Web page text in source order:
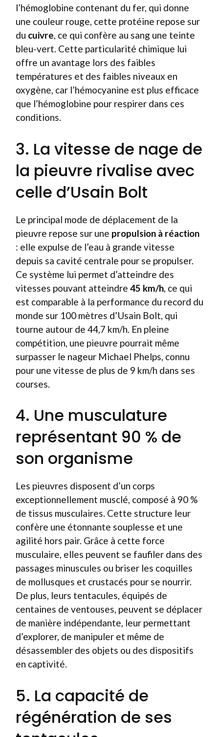
l’hémoglobine contenant du fer, qui donne
une couleur rouge, cette protéine repose sur
du cuivre, ce qui confère au sang une teinte
bleu-vert. Cette particularité chimique lui
offre un avantage lors des faibles
températures et des faibles niveaux en
oxygène, car l’hémocyanine est plus efficace
que l’hémoglobine pour respirer dans ces
conditions.
3. La vitesse de nage de
la pieuvre rivalise avec
celle d’Usain Bolt
Le principal mode de déplacement de la
pieuvre repose sur une propulsion à réaction
: elle expulse de l’eau à grande vitesse
depuis sa cavité centrale pour se propulser.
Ce système lui permet d’atteindre des
vitesses pouvant atteindre 45 km/h , ce qui
est comparable à la performance du record du
monde sur 100 mètres d’Usain Bolt, qui
tourne autour de 44,7 km/h. En pleine
compétition, une pieuvre pourrait même
surpasser le nageur Michael Phelps, connu
pour une vitesse de plus de 9 km/h dans ses
courses.
4. Une musculature
représentant 90 % de
son organisme
Les pieuvres disposent d’un corps
exceptionnellement musclé, composé à 90 %
de tissus musculaires. Cette structure leur
confère une étonnante souplesse et une
agilité hors pair. Grâce à cette force
musculaire, elles peuvent se faufiler dans des
passages minuscules ou briser les coquilles
de mollusques et crustacés pour se nourrir.
De plus, leurs tentacules, équipés de
centaines de ventouses, peuvent se déplacer
de manière indépendante, leur permettant
d’explorer, de manipuler et même de
désassembler des objets ou des dispositifs
en captivité.
5. La capacité de
régénération de ses